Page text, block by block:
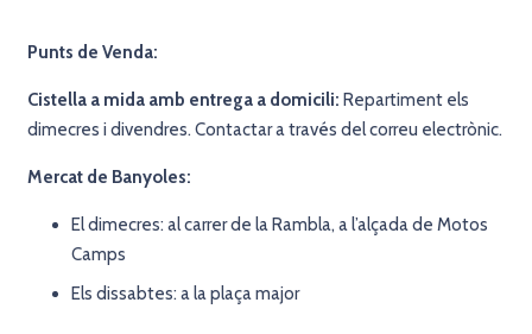
Punts de Venda:
Cistella a mida amb entrega a domicili: Repartiment els
dimecres i divendres. Contactar a través del correu electrònic.
Mercat de Banyoles:
El dimecres: al carrer de la Rambla, a l’alçada de Motos
Camps
Els dissabtes: a la plaça major